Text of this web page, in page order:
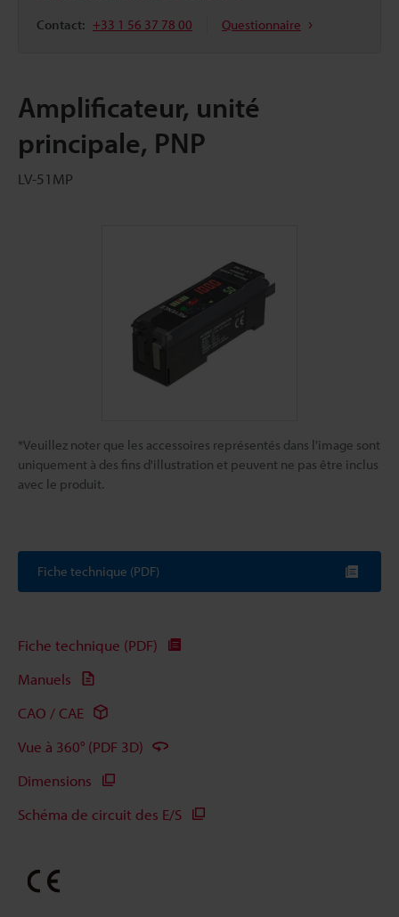
Contact: +33 1 56 37 78 00 Questionnaire
Amplificateur, unité
principale, PNP
LV-51MP
*Veuillez noter que les accessoires représentés dans l'image sont
uniquement à des fins d'illustration et peuvent ne pas être inclus
avec le produit.
Fiche technique (PDF)
Fiche technique (PDF)
Manuels
CAO / CAE
Vue à 360° (PDF 3D)
Dimensions
Schéma de circuit des E/S